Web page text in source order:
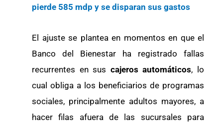
pierde 585 mdp y se disparan sus gastos
El ajuste se plantea en momentos en que el
Banco del Bienestar ha registrado fallas
recurrentes en sus cajeros automáticos, lo
cual obliga a los beneficiarios de programas
sociales, principalmente adultos mayores, a
hacer filas afuera de las sucursales para